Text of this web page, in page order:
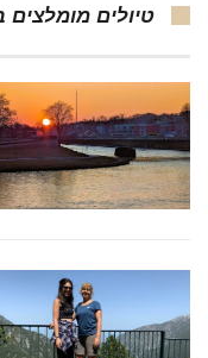
טיולים מומלצים